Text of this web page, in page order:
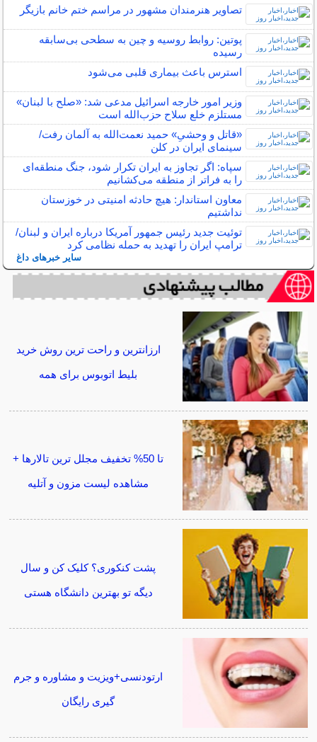
تصاویر هنرمندان مشهور در مراسم ختم خانم بازیگر
پوتین: روابط روسیه و چین به سطحی بی‌سابقه
رسیده
استرس باعث بیماری قلبی می‌شود
وزیر امور خارجه اسرائیل مدعی شد: «صلح با لبنان»
مستلزم خلع سلاح حزب‌الله است
«قاتل و وحشیِ» حمید نعمت‌الله به آلمان رفت/
سینمای ایران در کلن
سپاه: اگر تجاوز به ایران تکرار شود، جنگ منطقه‌ای
را به فراتر از منطقه می‌کشانیم
معاون استاندار: هیچ حادثه امنیتی در خوزستان
نداشتیم
توئیت جدید رئیس جمهور آمریکا درباره ایران و لبنان/
ترامپ ایران را تهدید به حمله نظامی کرد
سایر خبرهای داغ
ارزانترین و راحت ترین روش خرید
بلیط اتوبوس برای همه
تا 50% تخفیف مجلل ترین تالارها +
مشاهده لیست مزون و آتلیه
پشت کنکوری؟ کلیک کن و سال
دیگه تو بهترین دانشگاه هستی
ارتودنسی+ویزیت و مشاوره و جرم
گیری رایگان